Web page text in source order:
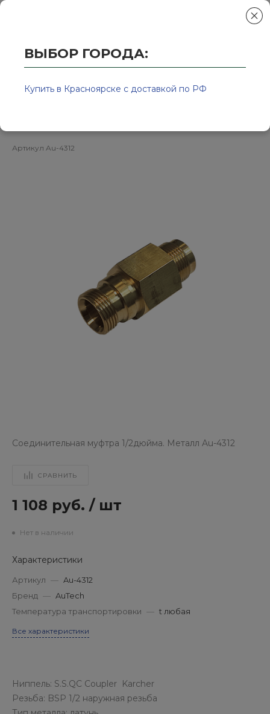
Колор-Авто - магазин лакокрасочной продукции и
Cоединительная муфтра 1/2дюйма.
Артикул Au-4312
Cоединительная муфтра 1/2дюйма. Металл Au-4312
СРАВНИТЬ
1 108 руб. / шт
Нет в наличии
Характеристики
Артикул — Au-4312
Бренд — AuTech
Температура транспортировки — t любая
Все характеристики
Ниппель: S.S.QC Coupler Karcher
Резьба: BSP 1/2 наружная резьба
ВЫБОР ГОРОДА:
Купить в Красноярске с доставкой по РФ